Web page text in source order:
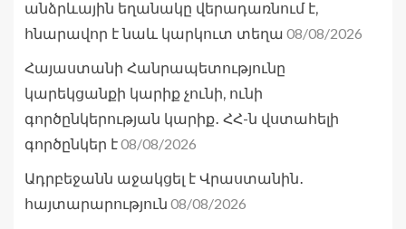
անձրևային եղանակը վերադառնում է,
հնարավոր է նաև կարկուտ տեղա 08/08/2026
Հայաստանի Հանրապետությունը
կարեկցանքի կարիք չունի, ունի
գործընկերության կարիք․ ՀՀ-ն վստահելի
գործընկեր է08/08/2026
Ադրբեջանն աջակցել է Վրաստանին․
հայտարարություն 08/08/2026